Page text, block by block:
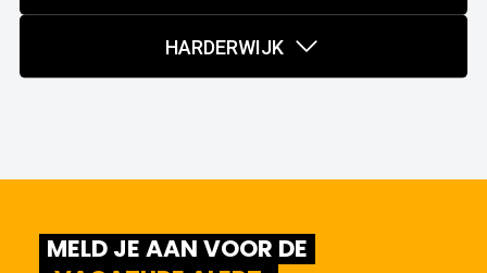
HARDERWIJK
MELD JE AAN VOOR DE